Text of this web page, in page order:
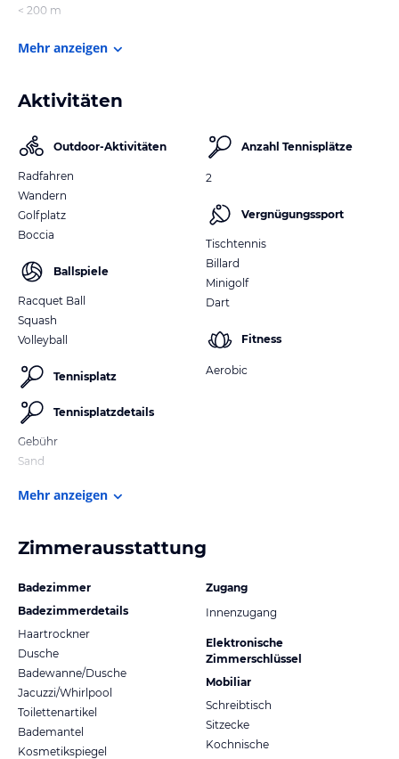
< 200 m
Mehr anzeigen
Aktivitäten
Outdoor-Aktivitäten
Radfahren
Wandern
Golfplatz
Boccia
Ballspiele
Racquet Ball
Squash
Volleyball
Tennisplatz
Tennisplatzdetails
Gebühr
Sand
Anzahl Tennisplätze
2
Vergnügungssport
Tischtennis
Billard
Minigolf
Dart
Fitness
Aerobic
Mehr anzeigen
Zimmerausstattung
Badezimmer
Badezimmerdetails
Haartrockner
Dusche
Badewanne/Dusche
Jacuzzi/Whirlpool
Toilettenartikel
Bademantel
Kosmetikspiegel
Zugang
Innenzugang
Elektronische
Zimmerschlüssel
Mobiliar
Schreibtisch
Sitzecke
Kochnische